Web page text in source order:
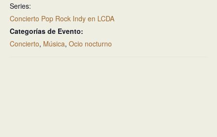
Series:
Concierto Pop Rock Indy en LCDA
Categorías de Evento:
Concierto, Música, Ocio nocturno